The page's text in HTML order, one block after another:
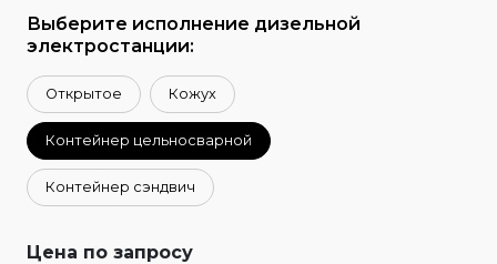
Выберите исполнение дизельной
электростанции:
Открытое Кожух
Контейнер цельносварной
Контейнер сэндвич
Цена по запросу